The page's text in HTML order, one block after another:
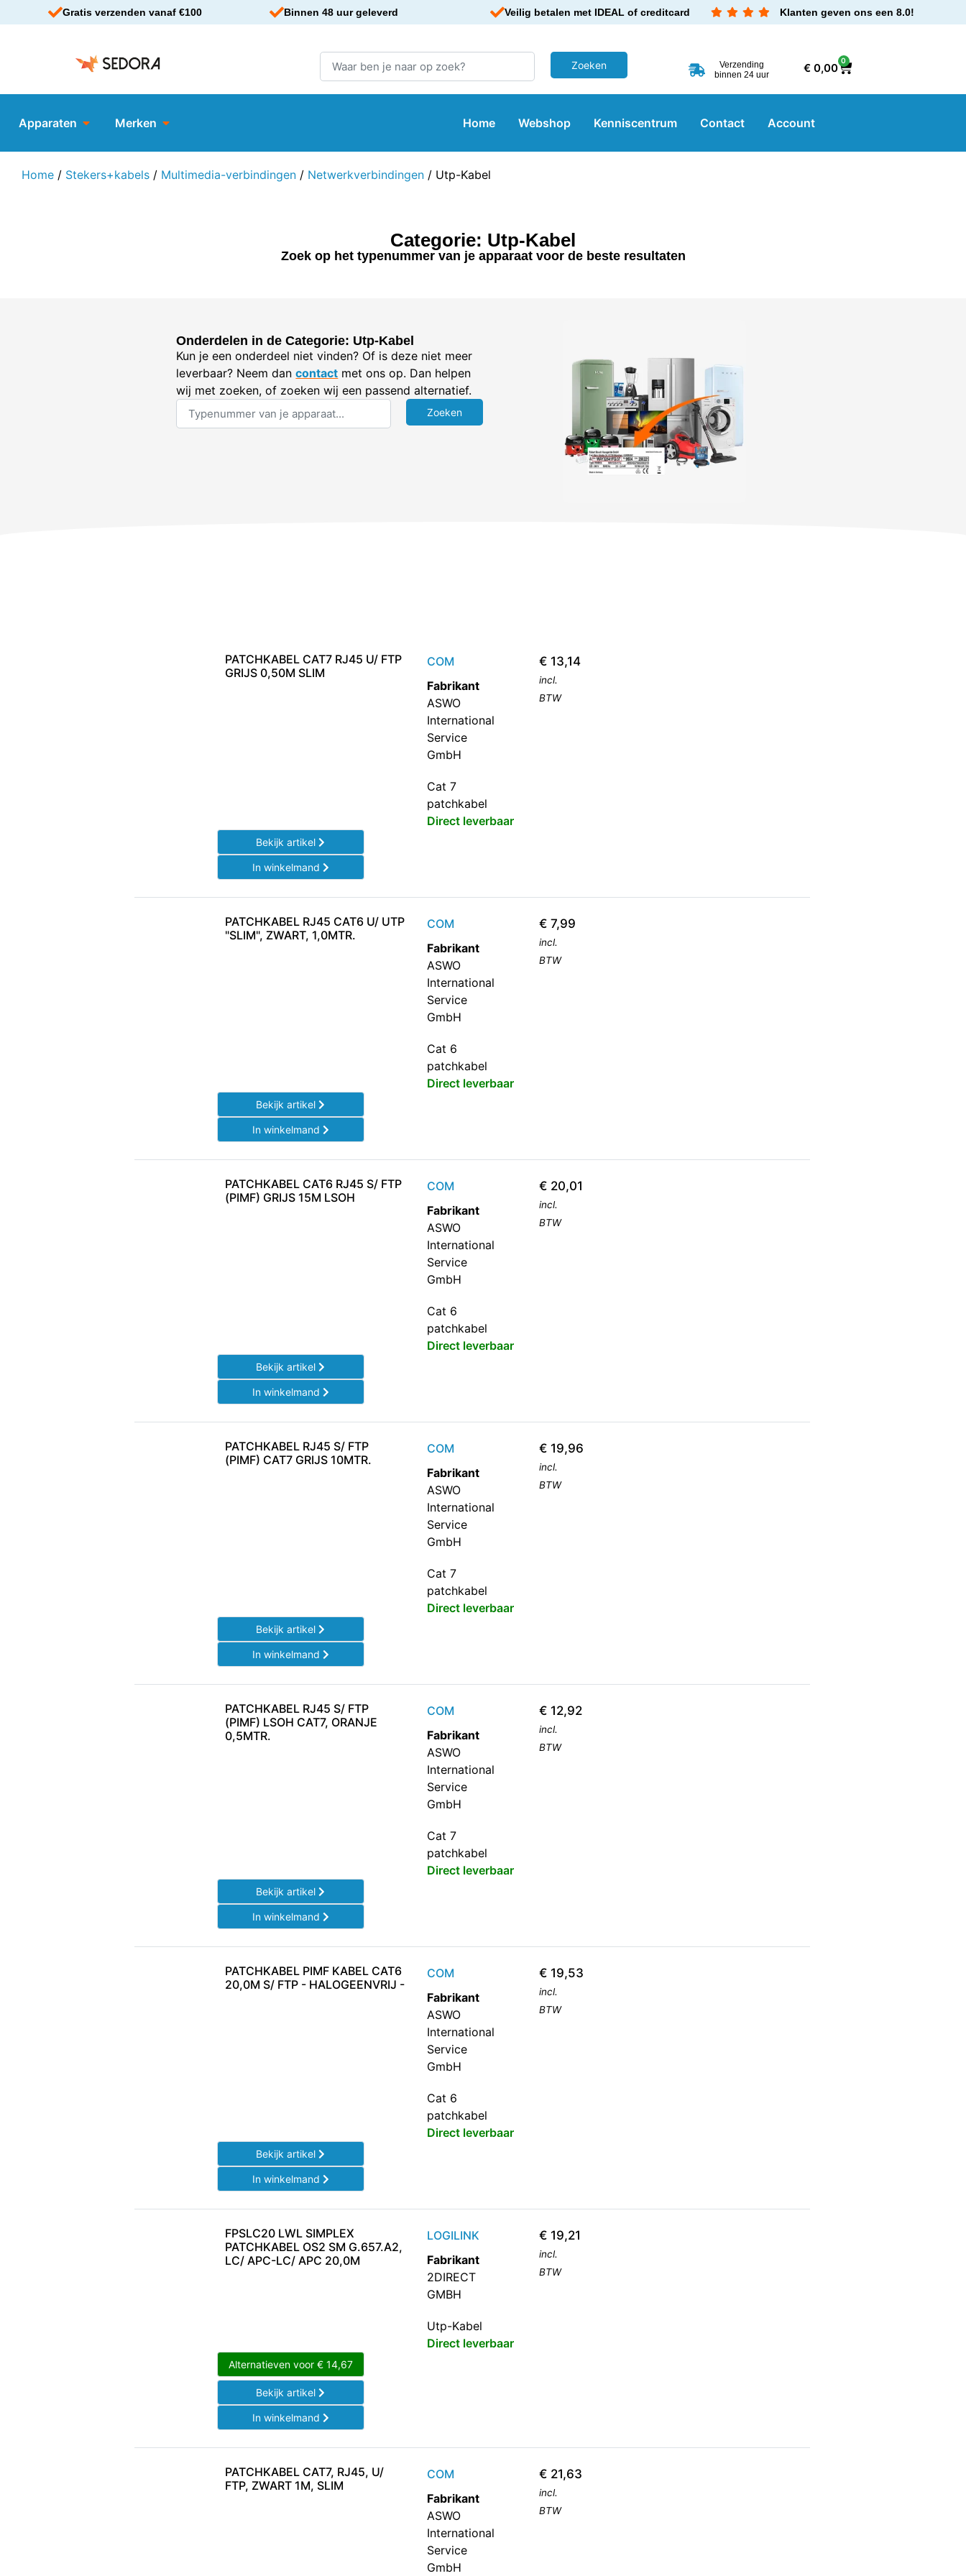
Gratis verzenden vanaf €100 Binnen 48 uur geleverd Veilig betalen met IDEAL of creditcard Klanten geven ons een 8.0!
Verzending
binnen 24 uur
€0,00
0
Apparaten Merken Home Webshop Kenniscentrum Contact Account
Home / Stekers+kabels / Multimedia-verbindingen / Netwerkverbindingen / Utp-Kabel
Categorie: Utp-Kabel
Zoek op het typenummer van je apparaat voor de beste resultaten
Onderdelen in de Categorie: Utp-Kabel
Kun je een onderdeel niet vinden? Of is deze niet meer
leverbaar? Neem dancontact met ons op. Dan helpen
wij met zoeken, of zoeken wij een passend alternatief.
PATCHKABEL CAT7 RJ45 U/ FTP
GRIJS 0,50M SLIM
COM
Fabrikant
ASWO
International
Service
GmbH
Cat 7
patchkabel
Direct leverbaar
€ 13,14
incl.
BTW
Bekijk artikel
In winkelmand
PATCHKABEL RJ45 CAT6 U/ UTP
"SLIM", ZWART, 1,0MTR.
COM
Fabrikant
ASWO
International
Service
GmbH
Cat 6
patchkabel
Direct leverbaar
€ 7,99
incl.
BTW
Bekijk artikel
In winkelmand
PATCHKABEL CAT6 RJ45 S/ FTP
(PIMF) GRIJS 15M LSOH
COM
Fabrikant
ASWO
International
Service
GmbH
Cat 6
patchkabel
Direct leverbaar
€ 20,01
incl.
BTW
Bekijk artikel
In winkelmand
PATCHKABEL RJ45 S/ FTP
(PIMF) CAT7 GRIJS 10MTR.
COM
Fabrikant
ASWO
International
Service
GmbH
Cat 7
patchkabel
Direct leverbaar
€ 19,96
incl.
BTW
Bekijk artikel
In winkelmand
PATCHKABEL RJ45 S/ FTP
(PIMF) LSOH CAT7, ORANJE
0,5MTR.
COM
Fabrikant
ASWO
International
Service
GmbH
Cat 7
patchkabel
Direct leverbaar
€ 12,92
incl.
BTW
Bekijk artikel
In winkelmand
PATCHKABEL PIMF KABEL CAT6
20,0M S/ FTP - HALOGEENVRIJ -
COM
Fabrikant
ASWO
International
Service
GmbH
Cat 6
patchkabel
Direct leverbaar
€ 19,53
incl.
BTW
Bekijk artikel
In winkelmand
FPSLC20 LWL SIMPLEX
PATCHKABEL OS2 SM G.657.A2,
LC/ APC-LC/ APC 20,0M
LOGILINK
Fabrikant
2DIRECT
GMBH
Utp-Kabel
Direct leverbaar
€ 19,21
incl.
BTW
Alternatieven voor €14,67
Bekijk artikel
In winkelmand
PATCHKABEL CAT7, RJ45, U/
FTP, ZWART 1M, SLIM
COM
Fabrikant
ASWO
International
Service
GmbH
€ 21,63
incl.
BTW